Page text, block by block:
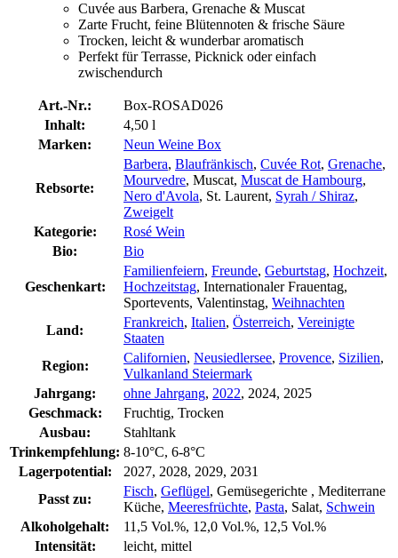
Cuvée aus Barbera, Grenache & Muscat
Zarte Frucht, feine Blütennoten & frische Säure
Trocken, leicht & wunderbar aromatisch
Perfekt für Terrasse, Picknick oder einfach
zwischendurch
Art.-Nr.:
Box-ROSAD026
Inhalt:
4,50 l
Marken:
Neun Weine Box
Rebsorte:
Barbera, Blaufränkisch, Cuvée Rot, Grenache,
Mourvedre, Muscat, Muscat de Hambourg,
Nero d'Avola, St. Laurent, Syrah / Shiraz,
Zweigelt
Kategorie:
Rosé Wein
Bio:
Bio
Geschenkart:
Familienfeiern, Freunde, Geburtstag, Hochzeit,
Hochzeitstag, Internationaler Frauentag,
Sportevents, Valentinstag, Weihnachten
Land:
Frankreich, Italien, Österreich, Vereinigte
Staaten
Region:
Californien, Neusiedlersee, Provence, Sizilien,
Vulkanland Steiermark
Jahrgang:
ohne Jahrgang, 2022, 2024, 2025
Geschmack:
Fruchtig, Trocken
Ausbau:
Stahltank
Trinkempfehlung: 8-10°C, 6-8°C
Lagerpotential:
2027, 2028, 2029, 2031
Passt zu:
Fisch, Geflügel, Gemüsegerichte , Mediterrane
Küche, Meeresfrüchte, Pasta, Salat, Schwein
Alkoholgehalt:
11,5 Vol.%, 12,0 Vol.%, 12,5 Vol.%
Intensität:
leicht, mittel